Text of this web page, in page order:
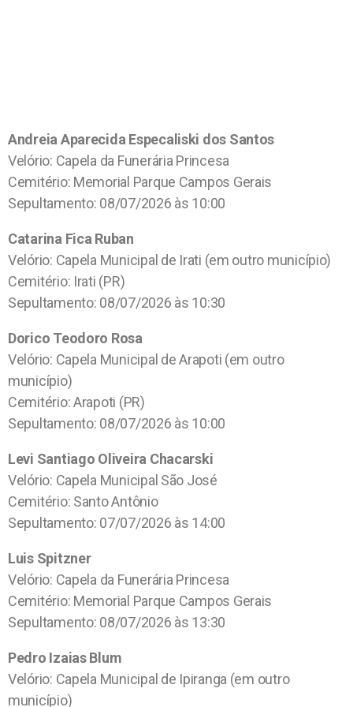
Andreia Aparecida Especaliski dos Santos
Velório: Capela da Funerária Princesa
Cemitério: Memorial Parque Campos Gerais
Sepultamento: 08/07/2026 às 10:00
Catarina Fica Ruban
Velório: Capela Municipal de Irati (em outro município)
Cemitério: Irati (PR)
Sepultamento: 08/07/2026 às 10:30
Dorico Teodoro Rosa
Velório: Capela Municipal de Arapoti (em outro
município)
Cemitério: Arapoti (PR)
Sepultamento: 08/07/2026 às 10:00
Levi Santiago Oliveira Chacarski
Velório: Capela Municipal São José
Cemitério: Santo Antônio
Sepultamento: 07/07/2026 às 14:00
Luis Spitzner
Velório: Capela da Funerária Princesa
Cemitério: Memorial Parque Campos Gerais
Sepultamento: 08/07/2026 às 13:30
Pedro Izaias Blum
Velório: Capela Municipal de Ipiranga (em outro
município)